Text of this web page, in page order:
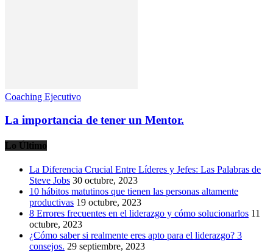
Coaching Ejecutivo
La importancia de tener un Mentor.
Lo Último
La Diferencia Crucial Entre Líderes y Jefes: Las Palabras de
Steve Jobs 30 octubre, 2023
10 hábitos matutinos que tienen las personas altamente
productivas 19 octubre, 2023
8 Errores frecuentes en el liderazgo y cómo solucionarlos 11
octubre, 2023
¿Cómo saber si realmente eres apto para el liderazgo? 3
consejos. 29 septiembre, 2023